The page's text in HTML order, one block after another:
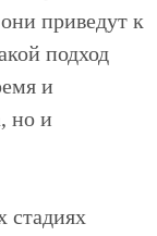
приведут к
подход
и
но и
стадиях